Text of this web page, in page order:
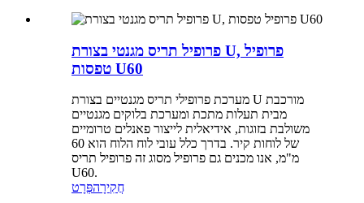
פרופיל תריס מגנטי בצורת U, פרופיל
טפסות U60
מערכת פרופילי תריס מגנטיים בצורת U מורכבת
מבית תעלות מתכת ומערכת בלוקים מגנטיים
משולבת בזוגות, אידיאלית לייצור פאנלים טרומיים
של לוחות קיר. בדרך כלל עובי לוח הלוח הוא 60
מ"מ, אנו מכנים גם פרופיל מסוג זה פרופיל תריס
U60.
חֲקִירָהפְּרָט